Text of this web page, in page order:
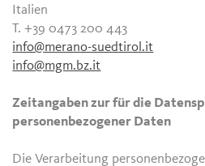
Italien
T. +39 0473 200 443
info@merano-suedtirol.it
info@mgm.bz.it
Zeitangaben zur für die
personenbezogener Daten
Die Verarbeitung